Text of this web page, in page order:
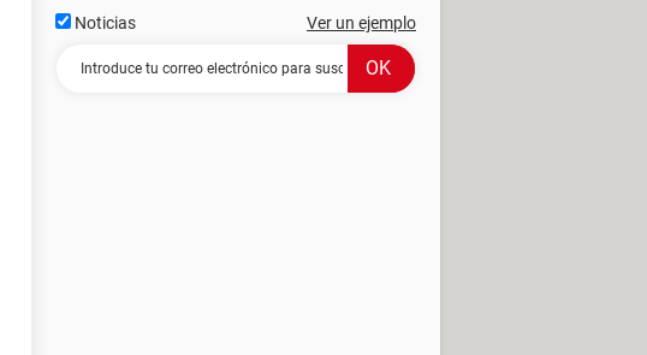
Noticias Ver un ejemplo